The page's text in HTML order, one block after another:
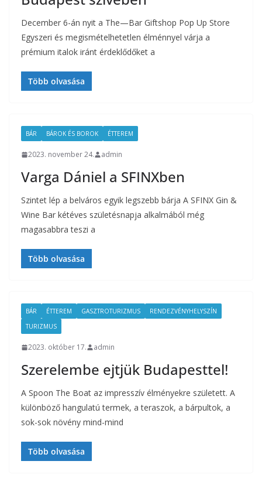
December 6-án nyit a The—Bar Giftshop Pop Up Store
Egyszeri és megismételhetetlen élménnyel várja a
prémium italok iránt érdeklődőket a
Több olvasása
BÁR BÁROK ÉS BOROK ÉTTEREM
2023. november 24. admin
Varga Dániel a SFINXben
Szintet lép a belváros egyik legszebb bárja A SFINX Gin &
Wine Bar kétéves születésnapja alkalmából még
magasabbra teszi a
Több olvasása
BÁR ÉTTEREM GASZTROTURIZMUS
RENDEZVÉNYHELYSZÍN
TURIZMUS
2023. október 17. admin
Szerelembe ejtjük Budapesttel!
A Spoon The Boat az impresszív élményekre született. A
különböző hangulatú termek, a teraszok, a bárpultok, a
sok-sok növény mind-mind
Több olvasása